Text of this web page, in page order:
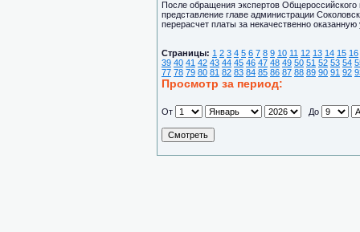
После обращения экспертов Общероссийского
представление главе администрации
перерасчет платы за некачественно
Страницы: 1 2 3 4 5 6 7 8 9 10 11 12 13 14 15 16
39 40 41 42 43 44 45 46 47 48 49 50 51 52 53 54
77 78 79 80 81 82 83 84 85 86 87 88 89 90 91 92
Просмотр за период:
От До